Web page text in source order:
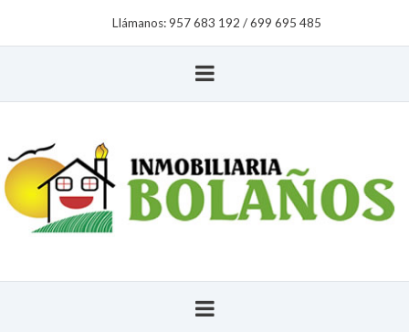
Llámanos:957 683 192 /699 695 485